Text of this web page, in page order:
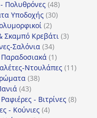
προϊόντα
Πολυθρόνες 4848
προϊόντα
Υποδοχής 3030
22
προϊόντα
Σκαμπό Κρεβάτι 33
Σαλόνια 3434
προϊόντα
11
προϊόν
Ντουλάπες 1111
3838
4343
προϊόντα
- Βιτρίνες 88
- Κούνιες 44